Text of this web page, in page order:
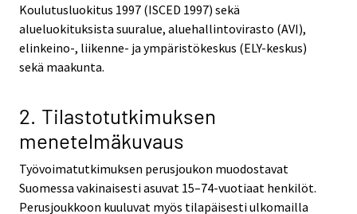
Koulutusluokitus 1997 (ISCED 1997) sekä
alueluokituksista suuralue, aluehallintovirasto (AVI),
elinkeino-, liikenne- ja ympäristökeskus (ELY-keskus)
sekä maakunta.
2. Tilastotutkimuksen
menetelmäkuvaus
Työvoimatutkimuksen perusjoukon muodostavat
Suomessa vakinaisesti asuvat 15–74-vuotiaat henkilöt.
Perusjoukkoon kuuluvat myös tilapäisesti ulkomailla